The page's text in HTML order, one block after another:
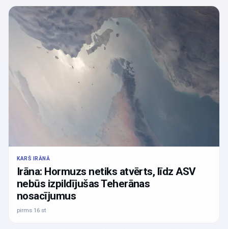
KARŠ IRĀNĀ
Irāna: Hormuzs netiks atvērts, līdz ASV
nebūs izpildījušas Teherānas
nosacījumus
pirms 16 st